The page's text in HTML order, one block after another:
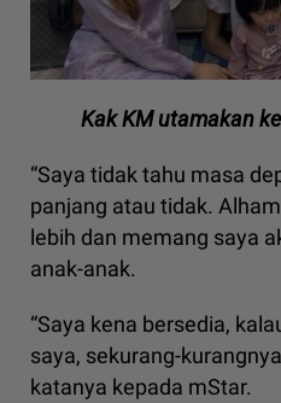
Kak KM utamakan
“Saya tidak tahu masa
panjang atau tidak.
lebih dan memang saya
anak-anak.
“Saya kena bersedia,
saya, sekurang-
katanya kepada mStar.